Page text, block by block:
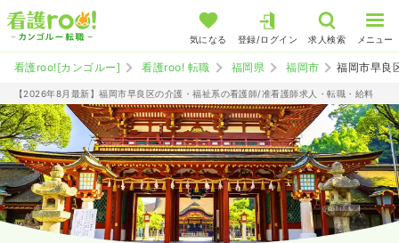
気になる 登録/ログイン 求人検索 メニュー
看護roo![カンゴルー] 看護roo! 転職 福岡県 福岡市 福岡市早良
【2026年8月最新】福岡市早良区の介護・福祉系の看護師/准看護師求人・転職・給料